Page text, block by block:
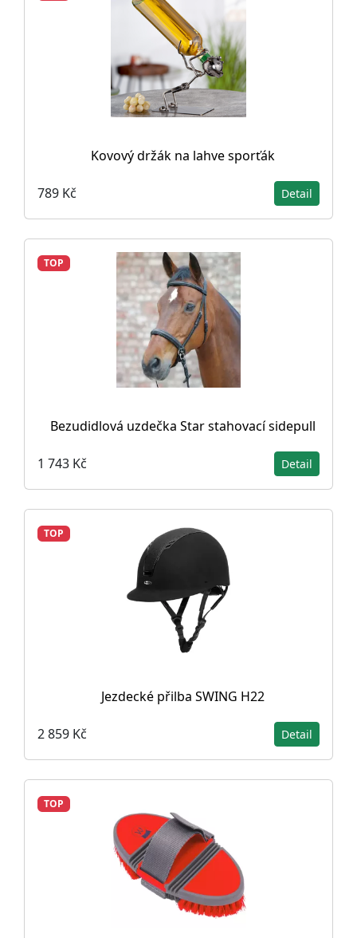
Kovový držák na lahve sporťák
789 Kč Detail
TOP
Bezudidlová uzdečka Star stahovací sidepull
1 743 Kč Detail
TOP
Jezdecké přilba SWING H22
2 859 Kč Detail
TOP